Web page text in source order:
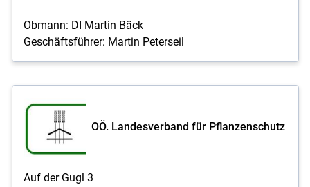
Obmann: DI Martin Bäck
Geschäftsführer: Martin Peterseil
OÖ. Landesverband für Pflanzenschutz
Auf der Gugl 3